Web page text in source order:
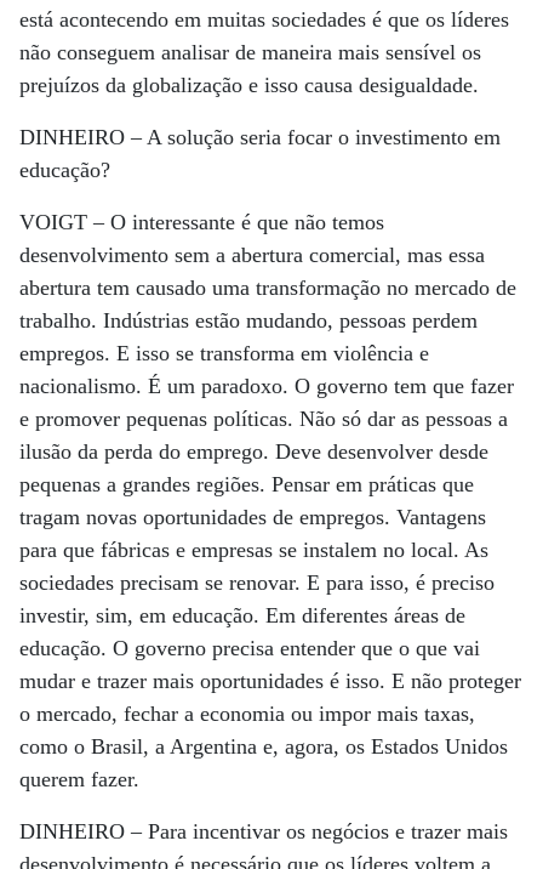
está acontecendo em muitas sociedades é que os líderes
não conseguem analisar de maneira mais sensível os
prejuízos da globalização e isso causa desigualdade.
DINHEIRO –A solução seria focar o investimento em
educação?
VOIGT –O interessante é que não temos
desenvolvimento sem a abertura comercial, mas essa
abertura tem causado uma transformação no mercado de
trabalho. Indústrias estão mudando, pessoas perdem
empregos. E isso se transforma em violência e
nacionalismo. É um paradoxo. O governo tem que fazer
e promover pequenas políticas. Não só dar as pessoas a
ilusão da perda do emprego. Deve desenvolver desde
pequenas a grandes regiões. Pensar em práticas que
tragam novas oportunidades de empregos. Vantagens
para que fábricas e empresas se instalem no local. As
sociedades precisam se renovar. E para isso, é preciso
investir, sim, em educação. Em diferentes áreas de
educação. O governo precisa entender que o que vai
mudar e trazer mais oportunidades é isso. E não proteger
o mercado, fechar a economia ou impor mais taxas,
como o Brasil, a Argentina e, agora, os Estados Unidos
querem fazer.
DINHEIRO –Para incentivar os negócios e trazer mais
desenvolvimento é necessário que os líderes voltem a